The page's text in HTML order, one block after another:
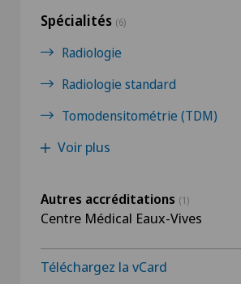
Spécialités (6)
Radiologie
Radiologie standard
Tomodensitométrie (TDM)
Voir plus
Autres accréditations (1)
Centre Médical Eaux-Vives
Téléchargez la vCard